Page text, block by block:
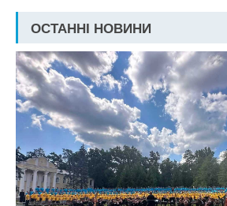
ОСТАННІ НОВИНИ